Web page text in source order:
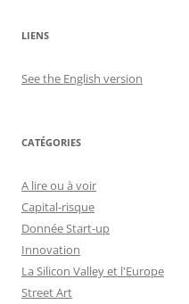
LIENS
See the English version
CATÉGORIES
A lire ou à voir
Capital-risque
Donnée Start-up
Innovation
La Silicon Valley et l'Europe
Street Art